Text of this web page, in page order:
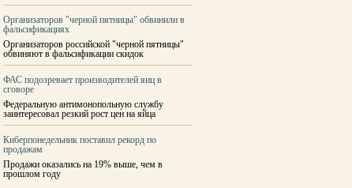
Организаторов "черной пятницы" обвинили в
фальсификациях
Организаторов российской "черной пятницы"
обвиняют в фальсификации скидок
ФАС подозревает производителей яиц в
сговоре
Федеральную антимонопольную службу
заинтересовал резкий рост цен на яйца
Киберпонедельник поставил рекорд по
продажам
Продажи оказались на 19% выше, чем в
прошлом году